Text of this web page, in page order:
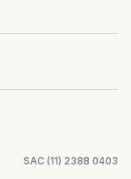
SAC (11) 2388 0403